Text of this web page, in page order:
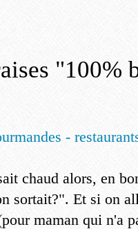
"100%
-
chaud alors, en
sortait?". Et si on
maman qui n'a